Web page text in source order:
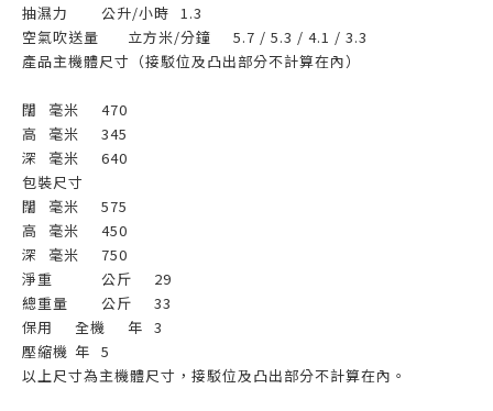
抽濕力
公升/小時 1.3
空氣吹送量
立方米/分鐘
5.7 / 5.3 / 4.1 / 3.3
產品主機體尺寸（接駁位及凸出部分不計算在內）
闊 毫米
470
高
毫米
345
深
毫米
640
包裝尺寸
闊
毫米
575
高
毫米
450
深
毫米
750
淨重
公斤
29
總重量
公斤
33
保用
全機 年 3
壓縮機 年 5
以上尺寸為主機體尺寸，接駁位及凸出部分不計算在內。